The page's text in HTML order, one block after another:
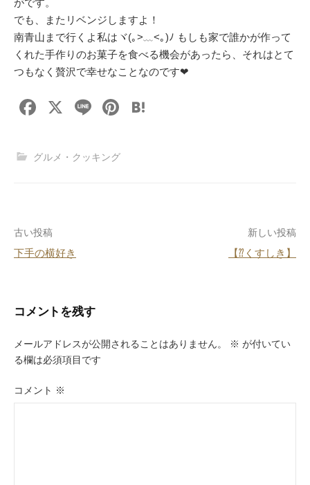
がです。
でも、またリベンジしますよ！
南青山まで行くよ私はヾ(｡>﹏<｡)ﾉ もしも家で誰かが作って
くれた手作りのお菓子を食べる機会があったら、それはとて
つもなく贅沢で幸せなことなのです❤
F
c
o
k
X
Li
e
Pi
グルメ・クッキング
投
稿
ビ
ゲ
ー
シ
古い投稿
下手の横好き
新しい投稿
【⁇くすしき】
コメントを残す
メールアドレスが公開されることはありません。 ※ が付いてい
る欄は必須項目です
コメント ※